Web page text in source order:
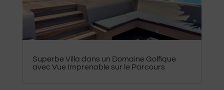
Superbe Villa dans un Domaine Golfique
avec Vue Imprenable sur le Parcours